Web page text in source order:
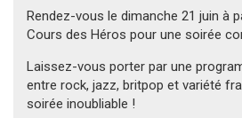
Rendez-vous le dimanche 21 juin à
Cours des Héros pour une soirée
Laissez-vous porter par une
entre rock, jazz, britpop et variété
soirée inoubliable !